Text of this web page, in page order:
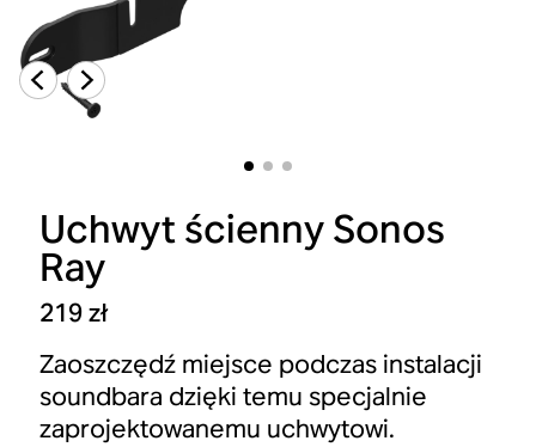
Uchwyt ścienny Sonos
Ray
219 zł
Zaoszczędź miejsce podczas instalacji
soundbara dzięki temu specjalnie
zaprojektowanemu uchwytowi.